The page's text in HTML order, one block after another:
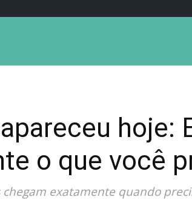
hoje:
o que você
exatamente quando